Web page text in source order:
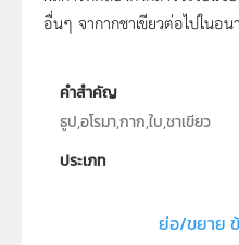
อื่นๆ จากากชาเขียวต่อไปในอ
คำสำคัญ
ธูป,อโรมา,กาก,ใบ,ชาเขียว
ประเภท
โรงเรียนมหิดลวิทยานุสรณ์
ย่อ/ขยาย